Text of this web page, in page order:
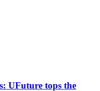
UFuture tops the